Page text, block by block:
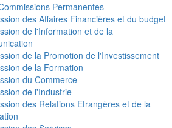
Permanentes
des Affaires Financières et du budget
de l'Information et de la
de la Promotion de l'Investissement
de la Formation
du Commerce
de l'Industrie
des Relations Etrangères et de la